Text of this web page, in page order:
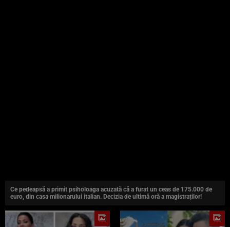
Ce pedeapsă a primit psiholoaga acuzată că a furat un ceas de 175.000 de
euro, din casa milionarului italian. Decizia de ultimă oră a magistraților!